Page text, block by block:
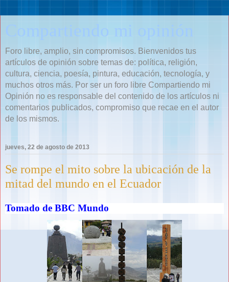
Compartiendo mi opinión
Foro libre, amplio, sin compromisos. Bienvenidos tus
artículos de opinión sobre temas de: política, religión,
cultura, ciencia, poesía, pintura, educación, tecnología, y
muchos otros más. Por ser un foro libre Compartiendo mi
Opinión no es responsable del contenido de los artículos ni
comentarios publicados, compromiso que recae en el autor
de los mismos.
jueves, 22 de agosto de 2013
Se rompe el mito sobre la ubicación de la
mitad del mundo en el Ecuador
Tomado de BBC Mundo